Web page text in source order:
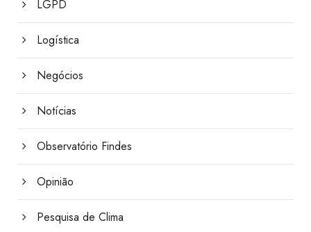
LGPD
Logística
Negócios
Notícias
Observatório Findes
Opinião
Pesquisa de Clima